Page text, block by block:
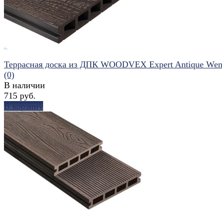
избранное сравнить
Террасная доска из ДПК WOODVEX Expert Antique
(0)
В наличии
715 руб.
В корзину